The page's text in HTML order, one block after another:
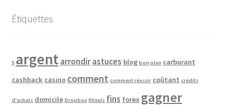
Étiquettes
5 argentarrondirastuces blog bon plan carburant
cashback casino comment comment réussir coûtant crédits
d'achats domicile Dropbox filleuls fins forex gagner